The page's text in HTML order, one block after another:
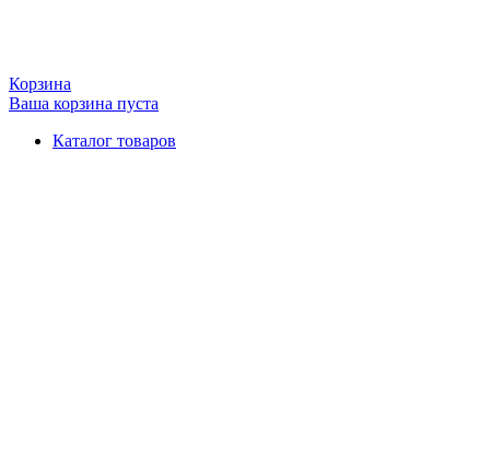
Корзина
Ваша корзина пуста
Каталог товаров